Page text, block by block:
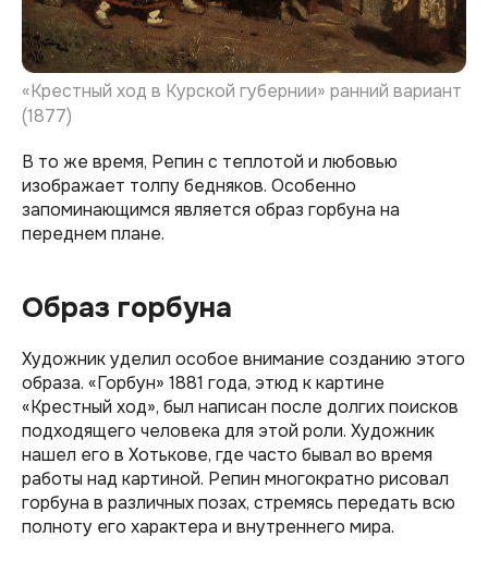
«Крестный ход в Курской губернии» ранний вариант
(1877)
В то же время, Репин с теплотой и любовью
изображает толпу бедняков. Особенно
запоминающимся является образ горбуна на
переднем плане.
Образ горбуна
Художник уделил особое внимание созданию этого
образа. «Горбун» 1881 года, этюд к картине
«Крестный ход», был написан после долгих поисков
подходящего человека для этой роли. Художник
нашел его в Хотькове, где часто бывал во время
работы над картиной. Репин многократно рисовал
горбуна в различных позах, стремясь передать всю
полноту его характера и внутреннего мира.